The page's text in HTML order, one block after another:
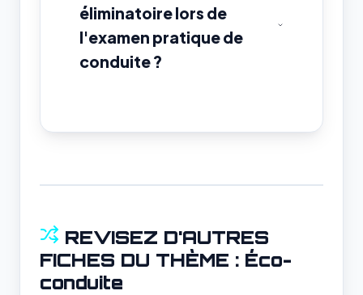
éliminatoire lors de
l'examen pratique de
conduite ?
REVISEZ D'AUTRES
FICHES DU THÈME : Éco-
conduite